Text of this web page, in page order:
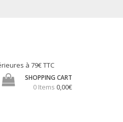
à 79€ TTC
SHOPPING CART
0 Items 0,00€